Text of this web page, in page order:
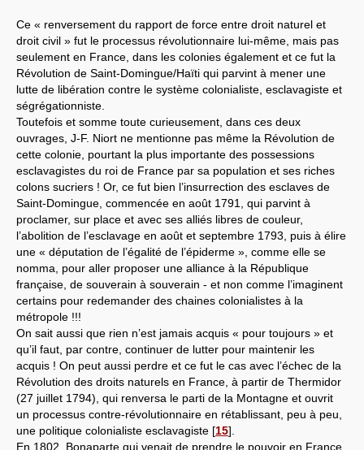
Ce « renversement du rapport de force entre droit naturel et
droit civil » fut le processus révolutionnaire lui-même, mais pas
seulement en France, dans les colonies également et ce fut la
Révolution de Saint-Domingue/Haïti qui parvint à mener une
lutte de libération contre le système colonialiste, esclavagiste et
ségrégationniste.
Toutefois et somme toute curieusement, dans ces deux
ouvrages, J-F. Niort ne mentionne pas même la Révolution de
cette colonie, pourtant la plus importante des possessions
esclavagistes du roi de France par sa population et ses riches
colons sucriers ! Or, ce fut bien l’insurrection des esclaves de
Saint-Domingue, commencée en août 1791, qui parvint à
proclamer, sur place et avec ses alliés libres de couleur,
l’abolition de l’esclavage en août et septembre 1793, puis à élire
une « députation de l’égalité de l’épiderme », comme elle se
nomma, pour aller proposer une alliance à la République
française, de souverain à souverain - et non comme l’imaginent
certains pour redemander des chaines colonialistes à la
métropole !!!
On sait aussi que rien n’est jamais acquis « pour toujours » et
qu’il faut, par contre, continuer de lutter pour maintenir les
acquis ! On peut aussi perdre et ce fut le cas avec l’échec de la
Révolution des droits naturels en France, à partir de Thermidor
(27 juillet 1794), qui renversa le parti de la Montagne et ouvrit
un processus contre-révolutionnaire en rétablissant, peu à peu,
une politique colonialiste esclavagiste [15]
En 1802, Bonaparte qui venait de prendre le pouvoir en France